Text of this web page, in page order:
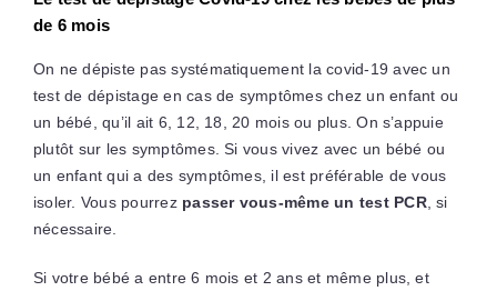
de 6 mois
On ne dépiste pas systématiquement la covid-19 avec un
test de dépistage en cas de symptômes chez un enfant ou
un bébé, qu’il ait 6, 12, 18, 20 mois ou plus. On s’appuie
plutôt sur les symptômes. Si vous vivez avec un bébé ou
un enfant qui a des symptômes, il est préférable de vous
isoler. Vous pourrezpasser vous-même un test PCR, si
nécessaire.
Si votre bébé a entre 6 mois et 2 ans et même plus, et